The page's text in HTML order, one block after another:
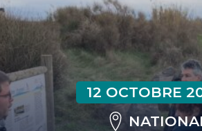
12 OCTOBRE